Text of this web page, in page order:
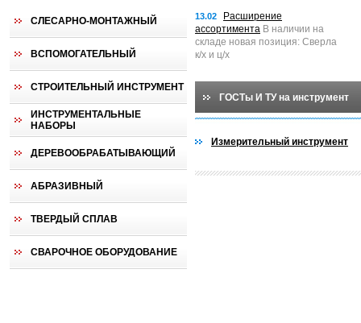
СЛЕСАРНО-МОНТАЖНЫЙ
ВСПОМОГАТЕЛЬНЫЙ
СТРОИТЕЛЬНЫЙ ИНСТРУМЕНТ
ИНСТРУМЕНТАЛЬНЫЕ
НАБОРЫ
ДЕРЕВООБРАБАТЫВАЮЩИЙ
АБРАЗИВНЫЙ
ТВЕРДЫЙ СПЛАВ
СВАРОЧНОЕ ОБОРУДОВАНИЕ
13.02
Расширение
ассортимента В наличии на
складе новая позиция: Сверла
к/х и ц/х
ГОСТы И ТУ на инструмент
Измерительный инструмент